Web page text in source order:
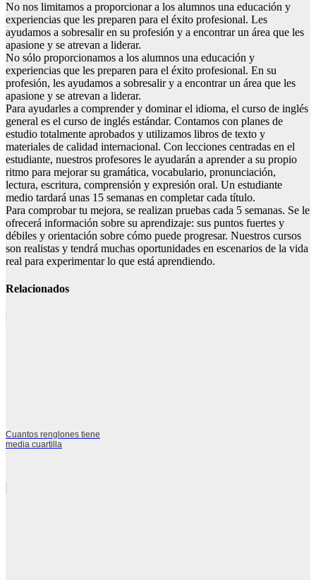
No nos limitamos a proporcionar a los alumnos una educación y
experiencias que les preparen para el éxito profesional. Les
ayudamos a sobresalir en su profesión y a encontrar un área que les
apasione y se atrevan a liderar.
No sólo proporcionamos a los alumnos una educación y
experiencias que les preparen para el éxito profesional. En su
profesión, les ayudamos a sobresalir y a encontrar un área que les
apasione y se atrevan a liderar.
Para ayudarles a comprender y dominar el idioma, el curso de inglés
general es el curso de inglés estándar. Contamos con planes de
estudio totalmente aprobados y utilizamos libros de texto y
materiales de calidad internacional. Con lecciones centradas en el
estudiante, nuestros profesores le ayudarán a aprender a su propio
ritmo para mejorar su gramática, vocabulario, pronunciación,
lectura, escritura, comprensión y expresión oral. Un estudiante
medio tardará unas 15 semanas en completar cada título.
Para comprobar tu mejora, se realizan pruebas cada 5 semanas. Se le
ofrecerá información sobre su aprendizaje: sus puntos fuertes y
débiles y orientación sobre cómo puede progresar. Nuestros cursos
son realistas y tendrá muchas oportunidades en escenarios de la vida
real para experimentar lo que está aprendiendo.
Relacionados
Cuantos renglones tiene
media cuartilla